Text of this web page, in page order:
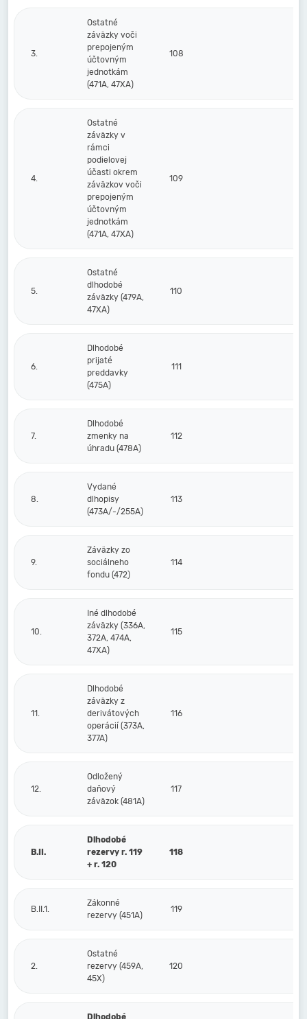
3.
Ostatné
záväzky voči
prepojeným
účtovným
jednotkám
(471A, 47XA)
108
4.
Ostatné
záväzky v
rámci
podielovej
účasti okrem
záväzkov voči
prepojeným
účtovným
jednotkám
(471A, 47XA)
109
5.
Ostatné
dlhodobé
záväzky (479A,
47XA)
110
6.
Dlhodobé
prijaté
preddavky
(475A)
111
7.
Dlhodobé
zmenky na
úhradu (478A)
112
8.
Vydané
dlhopisy
(473A/-/255A)
113
9.
Záväzky zo
sociálneho
fondu (472)
114
10.
Iné dlhodobé
záväzky (336A,
372A, 474A,
47XA)
115
11.
Dlhodobé
záväzky z
derivátových
operácií (373A,
377A)
116
12.
Odložený
daňový
záväzok (481A)
117
B.II.
Dlhodobé
rezervy r. 119
+ r. 120
118
B.II.1.
Zákonné
rezervy (451A)
119
2.
Ostatné
rezervy (459A,
45X)
120
Dlhodobé